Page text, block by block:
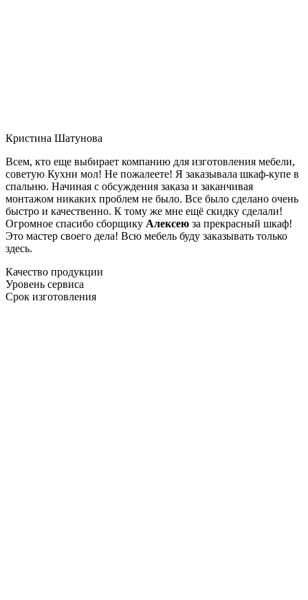
Кристина Шатунова
Всем, кто еще выбирает компанию для изготовления мебели,
советую Кухни мол! Не пожалеете! Я заказывала шкаф-купе в
спальню. Начиная с обсуждения заказа и заканчивая
монтажом никаких проблем не было. Все было сделано очень
быстро и качественно. К тому же мне ещё скидку сделали!
Огромное спасибо сборщику Алексею за прекрасный шкаф!
Это мастер своего дела! Всю мебель буду заказывать только
здесь.
Качество продукции
Уровень сервиса
Срок изготовления